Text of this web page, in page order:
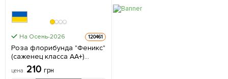
На Осень-2026 120461
Роза флорибунда "Феникс"
(саженец класса АА+)
высший сорт 1 саженец в
упаковке
цена 210 грн